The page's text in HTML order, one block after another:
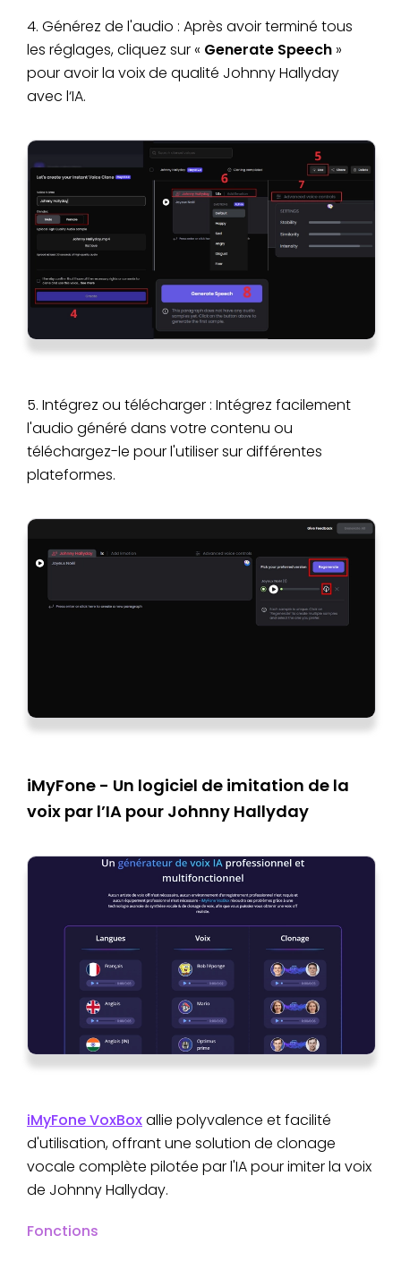
4. Générez de l'audio : Après avoir terminé tous
les réglages, cliquez sur « Generate Speech »
pour avoir la voix de qualité Johnny Hallyday
avec l‘IA.
5. Intégrez ou télécharger : Intégrez facilement
l'audio généré dans votre contenu ou
téléchargez-le pour l'utiliser sur différentes
plateformes.
iMyFone - Un logiciel de imitation de la
voix par l’IA pour Johnny Hallyday
iMyFone VoxBoxallie polyvalence et facilité
d'utilisation, offrant une solution de clonage
vocale complète pilotée par l'IA pour imiter la voix
de Johnny Hallyday.
Fonctions